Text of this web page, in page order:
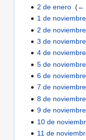
2 de enero ‎(←
1 de noviembre
2 de noviembre
3 de noviembre
4 de noviembre
5 de noviembre
6 de noviembre
7 de noviembre
8 de noviembre
9 de noviembre
10 de
11 de